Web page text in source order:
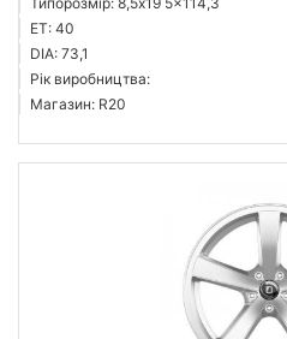
ET: 40
DIA: 73,1
Рік виробництва:
Магазин: R20
Mak
ZF
Flow Forming